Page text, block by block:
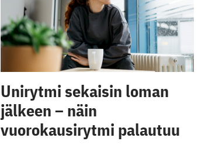
Unirytmi sekaisin loman
jälkeen – näin
vuorokausirytmi palautuu